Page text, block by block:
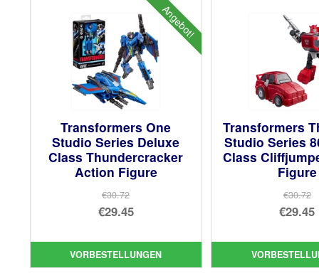
Angebot!
Transformers One
Studio Series Deluxe
Class Thundercracker
Action Figure
€30.72
Ursprünglicher
war:
€30.72
€29.45
Preis
ist:
VORBESTELLUNGEN
Transformers
Studio Series
Class
Figure
€30.72
€29.45
ist: